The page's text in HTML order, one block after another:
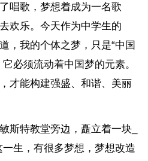
唱歌，梦想着成为一名歌
欢乐。今天作为中学生的
，我的个体之梦，只是“中国
必须流动着中国梦的元素。
才能构建强盛、和谐、美丽
斯特教堂旁边，矗立着一块_
生，有很多梦想，梦想改造